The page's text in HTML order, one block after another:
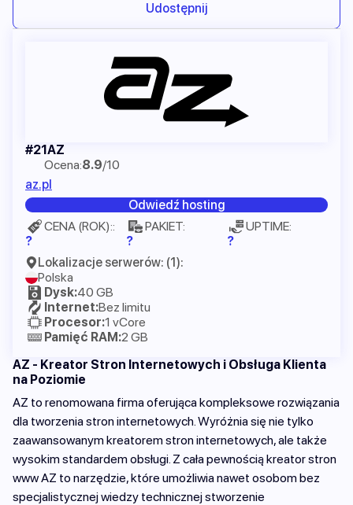
Udostępnij
AZ - Kreator Stron Internetowych i Obsługa Klienta
na Poziomie
AZ to renomowana firma oferująca kompleksowe rozwiązania
dla tworzenia stron internetowych. Wyróżnia się nie tylko
zaawansowanym kreatorem stron internetowych, ale także
wysokim standardem obsługi. Z cała pewnością kreator stron
www AZ to narzędzie, które umożliwia nawet osobom bez
specjalistycznej wiedzy technicznej stworzenie
AZ
Ocena:8.9/10
az.pl
Odwiedź hosting
CENA (ROK)::
?
PAKIET:
?
UPTIME:
?
Lokalizacje serwerów: (1):
Polska
Dysk:40 GB
Internet:Bez limitu
Procesor:1 vCore
Pamięć RAM:2 GB